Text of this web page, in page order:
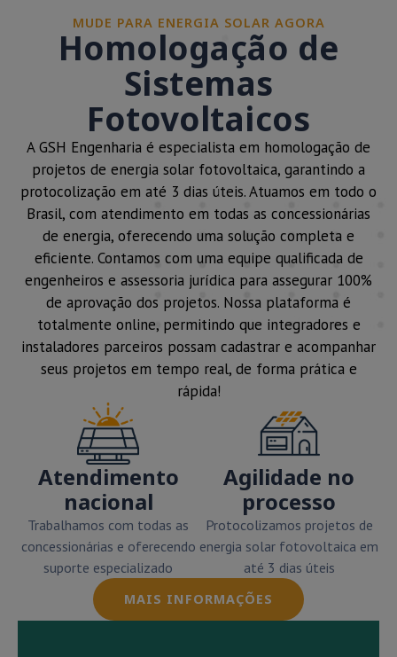
MUDE PARA ENERGIA SOLAR AGORA
Homologação de
Sistemas
Fotovoltaicos
A GSH Engenharia é especialista em homologação de
projetos de energia solar fotovoltaica, garantindo a
protocolização em até 3 dias úteis. Atuamos em todo o
Brasil, com atendimento em todas as concessionárias
de energia, oferecendo uma solução completa e
eficiente. Contamos com uma equipe qualificada de
engenheiros e assessoria jurídica para assegurar 100%
de aprovação dos projetos. Nossa plataforma é
totalmente online, permitindo que integradores e
instaladores parceiros possam cadastrar e acompanhar
seus projetos em tempo real, de forma prática e
rápida!
Atendimento
nacional
Trabalhamos com todas as
concessionárias e oferecendo
suporte especializado
Agilidade no
processo
Protocolizamos projetos de
energia solar fotovoltaica em
até 3 dias úteis
MAIS INFORMAÇÕES